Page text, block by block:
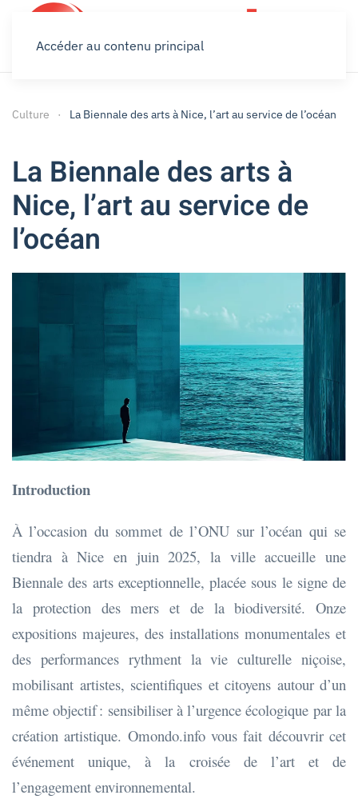
Accéder au contenu principal
Culture La Biennale des arts à Nice, l’art au service de l’océan
La Biennale des arts à
Nice, l’art au service de
l’océan
Introduction
À l’occasion du sommet de l’ONU sur l’océan qui se
tiendra à Nice en juin 2025, la ville accueille une
Biennale des arts exceptionnelle, placée sous le signe de
la protection des mers et de la biodiversité. Onze
expositions majeures, des installations monumentales et
des performances rythment la vie culturelle niçoise,
mobilisant artistes, scientifiques et citoyens autour d’un
même objectif : sensibiliser à l’urgence écologique par la
création artistique. Omondo.info vous fait découvrir cet
événement unique, à la croisée de l’art et de
l’engagement environnemental.